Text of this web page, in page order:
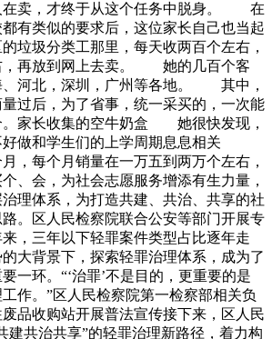
在卖，才终于从这个任务中脱身。 在
有类似的要求后，这位家长自己也当起
圾分类工那里，每天收两百个左右，
，再放到网上去卖。 她的几百个客
、河北，深圳，广州等各地。 其中，
过后，为了省事，统一采买的，一次能
。家长收集的空牛奶盒 她很快发现，
做和学生们的上学周期息息相关
个月销量在一万五到两万个左右，
、会，为社会志愿服务增添有生力量，
理体系，为打造共建、共治、共享的社
。区人民检察院联合公安等部门开展专
，三年以下轻罪案件类型占比逐年走
大背景下，探索轻罪治理体系，成为了
一环。“‘治罪’不是目的，更重要的是
作。”区人民检察院第一检察部相关负
品收购站开展普法宣传接下来，区人民
建共治共享”的轻罪治理新路径，着力构